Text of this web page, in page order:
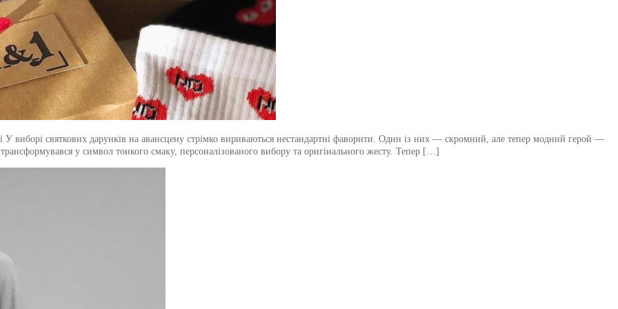
У виборі святкових дарунків на авансцену стрімко вириваються нестандартні фаворити. Один із них — скромний, але тепер модний герой —
у символ тонкого смаку, персоналізованого вибору та оригінального жесту. Тепер […]